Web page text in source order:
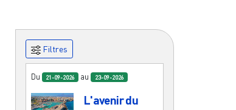
Filtres
Du 21-09-2026 au 23-09-2026
L'avenir du